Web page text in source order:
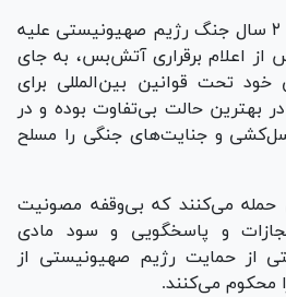
کشور‌های اروپایی در طول ۲ سال جنگ رژیم صهیونیستی علیه
اعلام برقراری آتش‌بس، به جای
تحت قوانین بین‌المللی برای
بهترین حالت بی‌تفاوت بوده و در
و جنایت‌های جنگی را مسلح
می‌کنند که بی‌وقفه مصونیت
و پاسخگویی و سود مادی
از حمایت رژیم صهیونیستی از
محکوم می‌کنند.